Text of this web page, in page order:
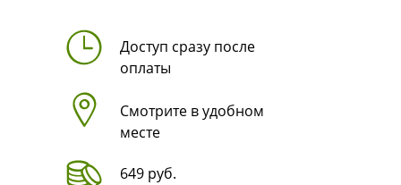
Доступ сразу после
оплаты
Смотрите в удобном
месте
649 руб.